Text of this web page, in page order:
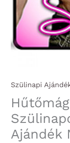
Szülinapi
Ajándék